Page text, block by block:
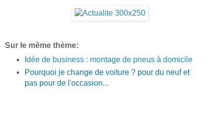
Sur le même thème:
Idée de business : montage de pneus à domicile
Pourquoi je change de voiture ? pour du neuf et
pas pour de l'occasion...